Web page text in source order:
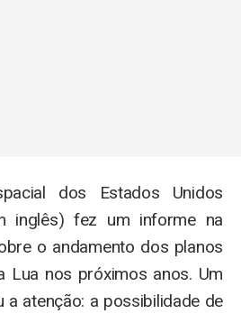
dos Estados Unidos
inglês) fez um informe na
o andamento dos planos
Lua nos próximos anos. Um
a atenção: a possibilidade de